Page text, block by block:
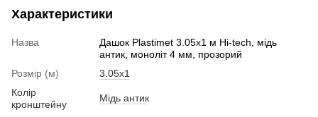
Характеристики
Назва
Дашок Plastimet 3.05x1 м Hi-tech, мідь
антик, моноліт 4 мм, прозорий
Розмір (м)
3.05x1
Колір
кронштейну
Мідь антик